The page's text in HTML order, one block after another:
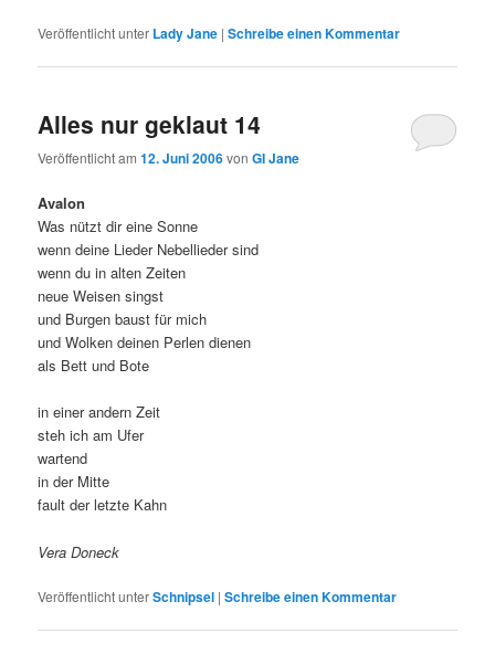
Veröffentlicht unter Lady Jane |Schreibe einen Kommentar
Alles nur geklaut 14
Veröffentlicht am12. Juni 2006vonGI Jane
Avalon
Was nützt dir eine Sonne
wenn deine Lieder Nebellieder sind
wenn du in alten Zeiten
neue Weisen singst
und Burgen baust für mich
und Wolken deinen Perlen dienen
als Bett und Bote
in einer andern Zeit
steh ich am Ufer
wartend
in der Mitte
fault der letzte Kahn
Vera Doneck
Veröffentlicht unterSchnipsel |Schreibe einen Kommentar